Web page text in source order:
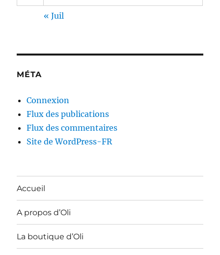
« Juil
MÉTA
Connexion
Flux des publications
Flux des commentaires
Site de WordPress-FR
Accueil
A propos d’Oli
La boutique d’Oli